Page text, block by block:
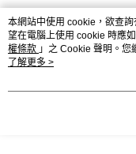
熱門標籤
本網站中使用 cookie，欲查
望在電腦上使用 cookie 時應
權條款 」之 Cookie 聲明。您
用條款之 Cookie 聲明使用
了解更多 >